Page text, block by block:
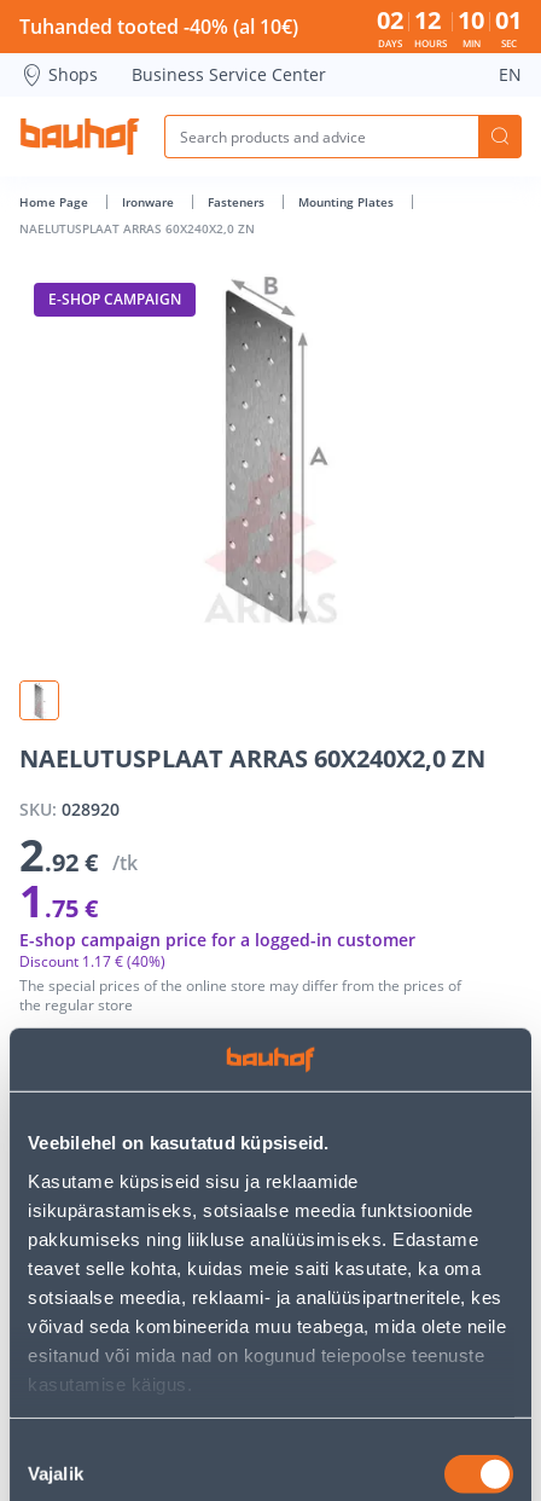
Veebilehel on kasutatud küpsiseid.
Kasutame küpsiseid sisu ja reklaamide
isikupärastamiseks, sotsiaalse meedia funktsioonide
pakkumiseks ning liikluse analüüsimiseks. Edastame
teavet selle kohta, kuidas meie saiti kasutate, ka oma
sotsiaalse meedia, reklaami- ja analüüsipartneritele, kes
võivad seda kombineerida muu teabega, mida olete neile
esitanud või mida nad on kogunud teiepoolse teenuste
kasutamise käigus.
valik
Vajalik
NAELUTUSPLAAT ARRAS 60X240X2,0 ZN - Bauhof has loaded
Tuhanded tooted -40% (al 10€) 02
DAYS
12
HOURS
10
MIN
00
SEC
Shops Business Service Center EN
Home Page Ironware Fasteners
Mounting Plates
NAELUTUSPLAAT ARRAS 60X240X2,0 ZN
E-SHOP CAMPAIGN
NAELUTUSPLAAT ARRAS 60X240X2,0 ZN
SKU: 028920
2.92 € /tk
1 .75 €
The special prices of the online store may differ from the prices of
the regular store
Discount 1.17 €(40%)
E-shop campaign price for a logged-in customer
ADD TO CART
See availability
• Perforeeritud naelutusplaat.
• Mõõdud 60 x 240 x 2,0 mm.
• Pakendis on 50 tk.
• 14-päevane tagastusõigus.